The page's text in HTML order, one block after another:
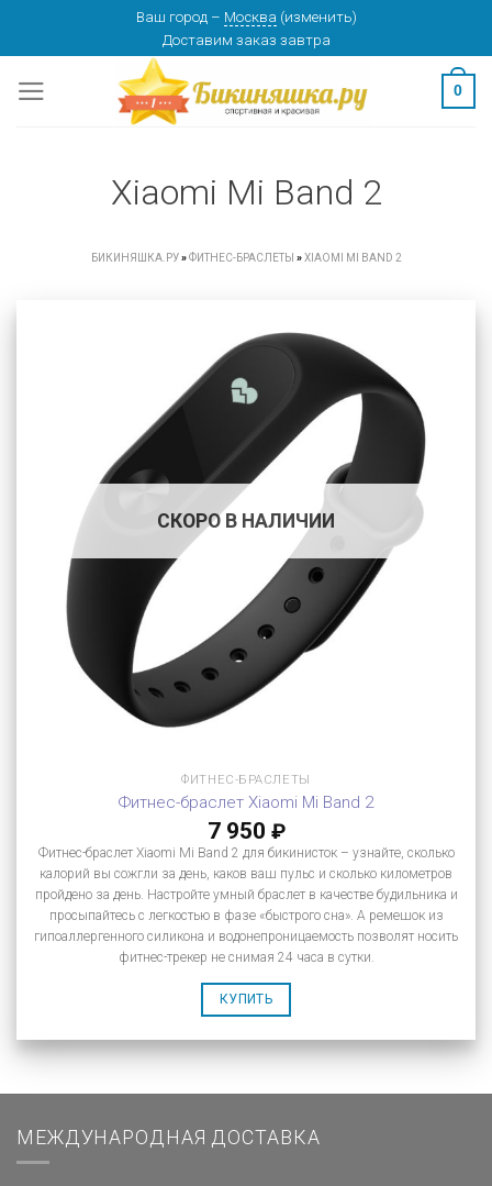
content
Ваш город – Москва (изменить)
Доставим заказ завтра
0
Xiaomi Mi Band 2
БИКИНЯШКА.РУ»ФИТНЕС-БРАСЛЕТЫ »XIAOMI MI BAND 2
СКОРО В НАЛИЧИИ
ФИТНЕС-БРАСЛЕТЫ
Фитнес-браслет Xiaomi Mi Band 2
7 950 ₽
Фитнес-браслет Xiaomi Mi Band 2 для бикинисток – узнайте, сколько
калорий вы сожгли за день, каков ваш пульс и сколько километров
пройдено за день. Настройте умный браслет в качестве будильника и
просыпайтесь с легкостью в фазе «быстрого сна». А ремешок из
гипоаллергенного силикона и водонепроницаемость позволят носить
фитнес-трекер не снимая 24 часа в сутки.
КУПИТЬ
МЕЖДУНАРОДНАЯ ДОСТАВКА